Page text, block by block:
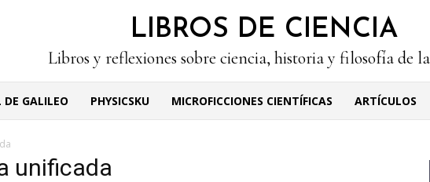
LIBROS DE CIENCIA
Libros y reflexiones sobre ciencia, historia y filosofía de
DE GALILEO PHYSICSKU MICROFICCIONES CIENTÍFICAS ARTÍCULOS
unificada